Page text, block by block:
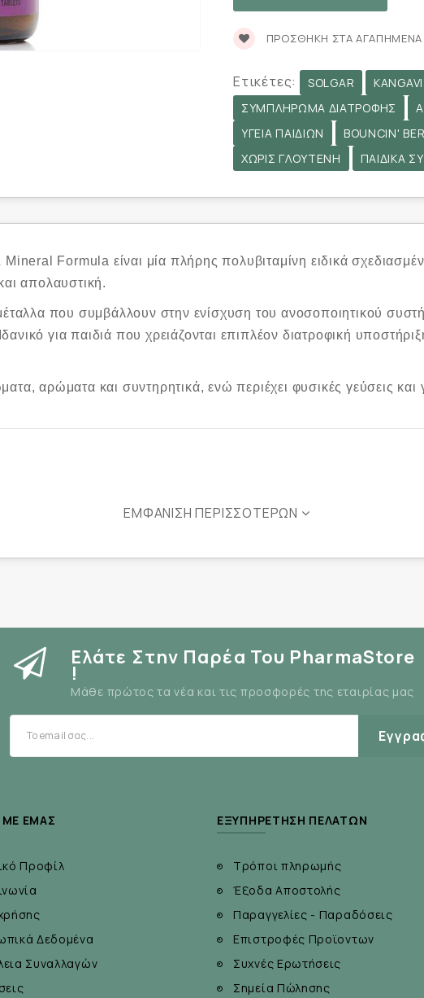
ΠΡΟΣΘΉΚΗ ΣΤΑ ΑΓΑΠΗΜΈΝΑ
Ετικέτες: SOLGAR
ΣΥΜΠΛΉΡΩΜΑ ΔΙΑΤΡΟΦΉΣ
ΥΓΕΊΑ ΠΑΙΔΙΏΝ
BOUNCIN'
ΧΩΡΊΣ ΓΛΟΥΤΈΝΗ
ΠΑΙΔΙΚΆ
Formula είναι μία πλήρης πολυβιταμίνη ειδικά
απολαυστική.
που συμβάλλουν στην ενίσχυση του ανοσοποιητικού
για παιδιά που χρειάζονται επιπλέον διατροφική
αρώματα και συντηρητικά, ενώ περιέχει φυσικές γεύσεις και
με το φαγητό ή σύμφωνα με τις οδηγίες του παιδιάτρου ή
ΕΜΦΆΝΙΣΗ ΠΕΡΙΣΣΌΤΕΡΩΝ
Ελάτε Στην Παρέα Του PharmaStore
!
Μάθε πρώτος τα νέα και τις προσφορές της εταιρίας μας
ΜΕ ΕΜΆΣ
Προφίλ
Δεδομένα
Συναλλαγών
ΕΞΥΠΗΡΈΤΗΣΗ ΠΕΛΑΤΏΝ
Τρόποι πληρωμής
Έξοδα Αποστολής
Παραγγελίες - Παραδόσεις
Επιστροφές Προϊοντων
Συχνές Ερωτήσεις
Σημεία Πώλησης